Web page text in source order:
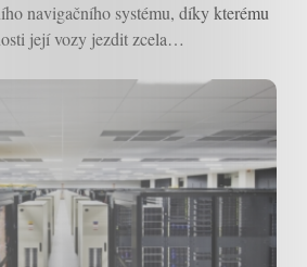
navigačního systému, díky kterému
její vozy jezdit zcela…